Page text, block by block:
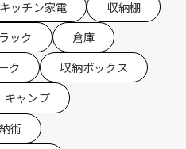
キッチン家電
収納棚
ック
倉庫
ク
収納ボックス
キャンプ
術